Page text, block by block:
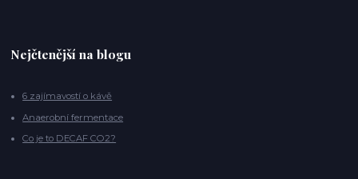
Nejčtenější na blogu
6 zajímavostí o kávě
Anaerobní fermentace
Co je to DECAF CO2?